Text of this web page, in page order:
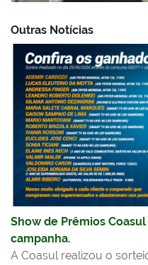
Outras Notícias
Show de Prêmios
campanha.
A Coasul realizou o